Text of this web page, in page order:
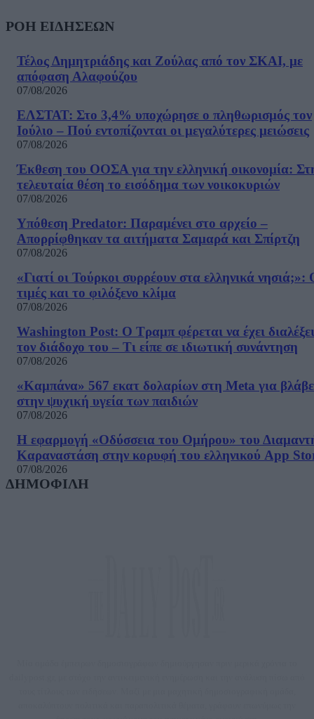
ΡΟΗ ΕΙΔΗΣΕΩΝ
Τέλος Δημητριάδης και Ζούλας από τον ΣΚΑΙ, με
απόφαση Αλαφούζου
07/08/2026
ΕΛΣΤΑΤ: Στο 3,4% υποχώρησε ο πληθωρισμός τον
Ιούλιο – Πού εντοπίζονται οι μεγαλύτερες μειώσεις
07/08/2026
Έκθεση του ΟΟΣΑ για την ελληνική οικονομία:
τελευταία θέση το εισόδημα των νοικοκυριών
07/08/2026
Υπόθεση Predator: Παραμένει στο αρχείο –
Απορρίφθηκαν τα αιτήματα Σαμαρά και Σπίρτζη
07/08/2026
«Γιατί οι Τούρκοι συρρέουν στα ελληνικά νησιά;»:
τιμές και το φιλόξενο κλίμα
07/08/2026
Washington Post: Ο Τραμπ φέρεται να έχει διαλέξει
τον διάδοχο του – Τι είπε σε ιδιωτική συνάντηση
07/08/2026
«Καμπάνα» 567 εκατ δολαρίων στη Meta για
στην ψυχική υγεία των παιδιών
07/08/2026
Η εφαρμογή «Οδύσσεια του Ομήρου» του
Καραναστάση στην κορυφή του ελληνικού App
07/08/2026
ΔΗΜΟΦΙΛΗ